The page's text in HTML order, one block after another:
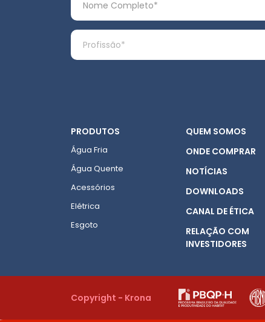
PRODUTOS
Água Fria
Água Quente
Acessórios
Elétrica
Esgoto
QUEM SOMOS
ONDE COMPRAR
NOTÍCIAS
DOWNLOADS
CANAL DE ÉTICA
RELAÇÃO COM
INVESTIDORES
Copyright - Krona